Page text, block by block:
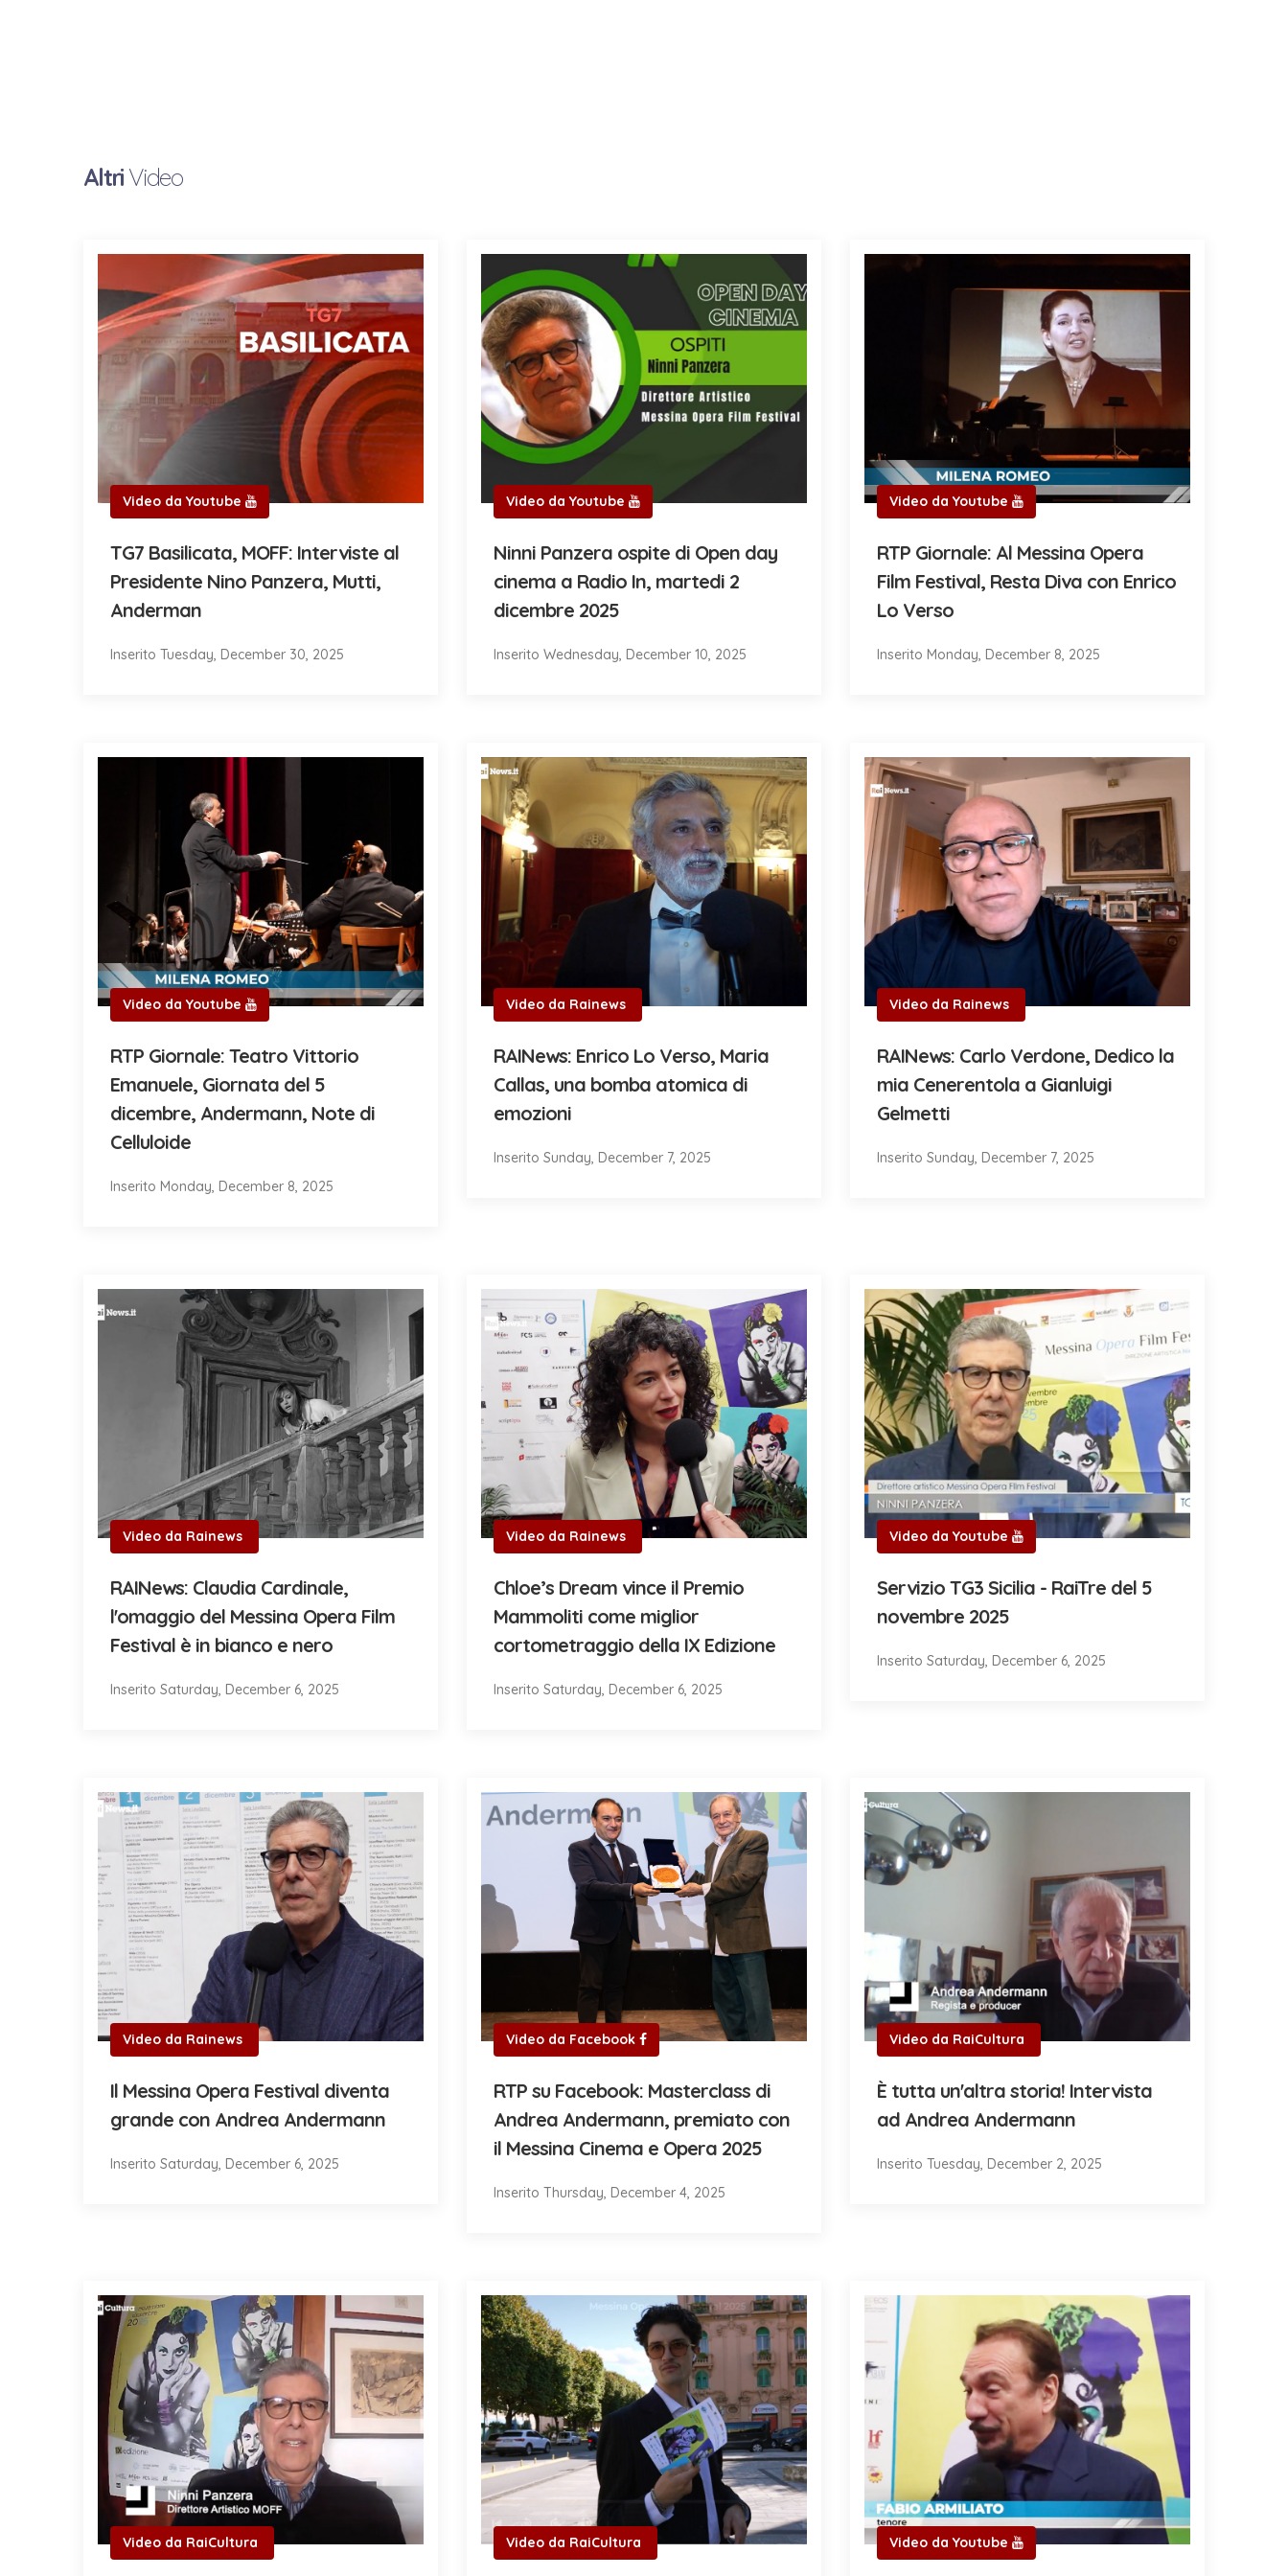
Altri Video
Video da Youtube
TG7 Basilicata, MOFF: Interviste al
Presidente Nino Panzera, Mutti,
Anderman
Inserito Tuesday, December 30, 2025
Video da Youtube
Ninni Panzera ospite di Open day
cinema a Radio In, martedi 2
dicembre 2025
Inserito Wednesday, December 10, 2025
Video da Youtube
RTP Giornale: Al Messina Opera
Film Festival, Resta Diva con Enrico
Lo Verso
Inserito Monday, December 8, 2025
Video da Youtube
RTP Giornale: Teatro Vittorio
Emanuele, Giornata del 5
dicembre, Andermann, Note di
Celluloide
Inserito Monday, December 8, 2025
Video da Rainews
RAINews: Enrico Lo Verso, Maria
Callas, una bomba atomica di
emozioni
Inserito Sunday, December 7, 2025
Video da Rainews
RAINews: Carlo Verdone, Dedico la
mia Cenerentola a Gianluigi
Gelmetti
Inserito Sunday, December 7, 2025
Video da Rainews
RAINews: Claudia Cardinale,
l'omaggio del Messina Opera Film
Festival è in bianco e nero
Inserito Saturday, December 6, 2025
Video da Rainews
Chloe’s Dream vince il Premio
Mammoliti come miglior
cortometraggio della IX Edizione
Inserito Saturday, December 6, 2025
Video da Youtube
Servizio TG3 Sicilia - RaiTre del 5
novembre 2025
Inserito Saturday, December 6, 2025
Video da Rainews
Il Messina Opera Festival diventa
grande con Andrea Andermann
Inserito Saturday, December 6, 2025
Video da Facebook
RTP su Facebook: Masterclass di
Andrea Andermann, premiato con
il Messina Cinema e Opera 2025
Inserito Thursday, December 4, 2025
Video da RaiCultura
È tutta un'altra storia! Intervista
ad Andrea Andermann
Inserito Tuesday, December 2, 2025
Video da RaiCultura Video da RaiCultura Video da Youtube